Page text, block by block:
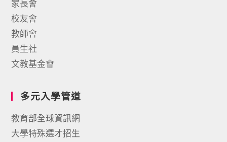
家長會
校友會
教師會
員生社
文教基金會
多元入學管道
教育部全球資訊網
大學特殊選才招生